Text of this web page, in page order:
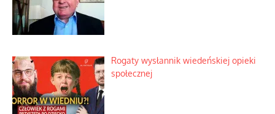
Rogaty wysłannik wiedeńskiej opieki
społecznej